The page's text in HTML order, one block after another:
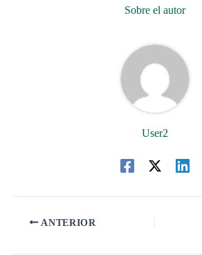
Sobre el autor
User2
ANTERIOR